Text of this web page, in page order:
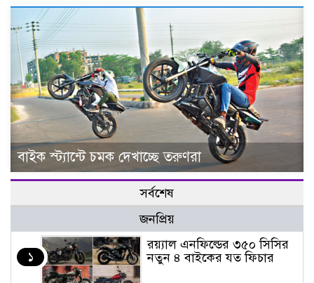
বাইক স্ট্যান্টে চমক দেখাচ্ছে তরুণরা
সর্বশেষ
জনপ্রিয়
১
র‌য়্যাল এনফিল্ডের ৩৫০ সিসির
নতুন ৪ বাইকের যত ফিচার